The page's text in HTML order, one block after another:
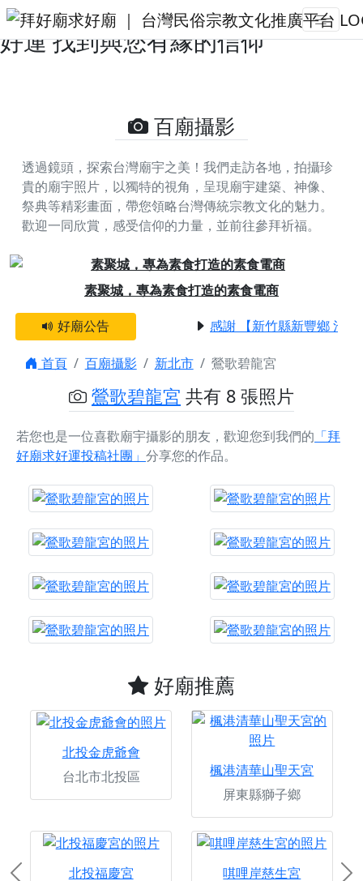
鶯歌碧龍宮的攝影照片 | 拜好廟求
好運 找到與您有緣的信仰
百廟攝影
透過鏡頭，探索台灣廟宇之美！我們走訪各地，拍攝珍
貴的廟宇照片，以獨特的視角，呈現廟宇建築、神像、
祭典等精彩畫面，帶您領略台灣傳統宗教文化的魅力。
歡迎一同欣賞，感受信仰的力量，並前往參拜祈福。
素聚城，專為素食打造的素食電商
Previous
好廟公告 感謝 【新竹縣新豐鄉 池
首頁 百廟攝影 新北市 鶯歌碧龍宮
鶯歌碧龍宮 共有 8 張照片
若您也是一位喜歡廟宇攝影的朋友，歡迎您到我們的 「拜
好廟求好運投稿社團」 分享您的作品。
好廟推薦
北投金虎爺會
台北市北投區
楓港清華山聖天宮
屏東縣獅子鄉
北投福慶宮
唭哩岸慈生宮